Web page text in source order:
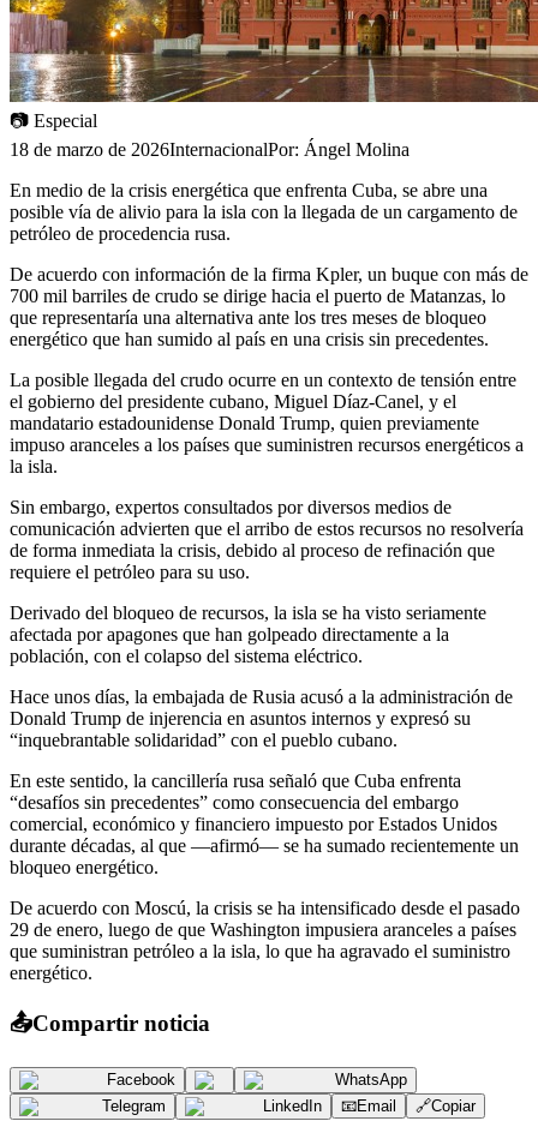
📷 Especial
18 de marzo de 2026InternacionalPor: Ángel Molina
En medio de la crisis energética que enfrenta Cuba, se abre una
posible vía de alivio para la isla con la llegada de un cargamento de
petróleo de procedencia rusa.
De acuerdo con información de la firma Kpler, un buque con más de
700 mil barriles de crudo se dirige hacia el puerto de Matanzas, lo
que representaría una alternativa ante los tres meses de bloqueo
energético que han sumido al país en una crisis sin precedentes.
La posible llegada del crudo ocurre en un contexto de tensión entre
el gobierno del presidente cubano, Miguel Díaz-Canel, y el
mandatario estadounidense Donald Trump, quien previamente
impuso aranceles a los países que suministren recursos energéticos a
la isla.
Sin embargo, expertos consultados por diversos medios de
comunicación advierten que el arribo de estos recursos no resolvería
de forma inmediata la crisis, debido al proceso de refinación que
requiere el petróleo para su uso.
Derivado del bloqueo de recursos, la isla se ha visto seriamente
afectada por apagones que han golpeado directamente a la
población, con el colapso del sistema eléctrico.
Hace unos días, la embajada de Rusia acusó a la administración de
Donald Trump de injerencia en asuntos internos y expresó su
“inquebrantable solidaridad” con el pueblo cubano.
En este sentido, la cancillería rusa señaló que Cuba enfrenta
“desafíos sin precedentes” como consecuencia del embargo
comercial, económico y financiero impuesto por Estados Unidos
durante décadas, al que —afirmó— se ha sumado recientemente un
bloqueo energético.
De acuerdo con Moscú, la crisis se ha intensificado desde el pasado
29 de enero, luego de que Washington impusiera aranceles a países
que suministran petróleo a la isla, lo que ha agravado el suministro
energético.
📤Compartir noticia
Facebook
WhatsApp
Telegram
LinkedIn 📧Email 🔗Copiar